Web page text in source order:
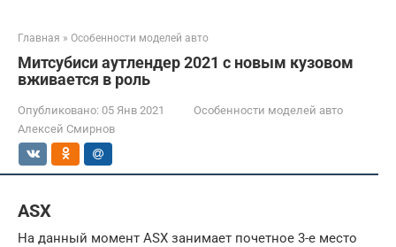
Главная » Особенности моделей авто
Митсубиси аутлендер 2021 с новым кузовом
вживается в роль
Опубликовано: 05 Янв 2021
Особенности моделей авто
Алексей Смирнов
ASX
На данный момент ASX занимает почетное 3-е место